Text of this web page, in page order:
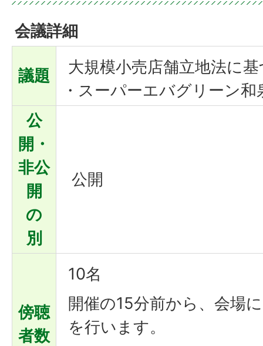
会議詳細
議題
大規模小売店舗立地法に
・スーパーエバグリーン和
公
開・
非公
開
の
別
公開
傍聴
者数
10名
開催の15分前から、会場
を行います。